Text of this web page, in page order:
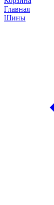
Главная
Шины